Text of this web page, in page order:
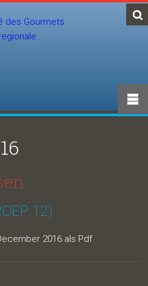
12)
2016 als Pdf